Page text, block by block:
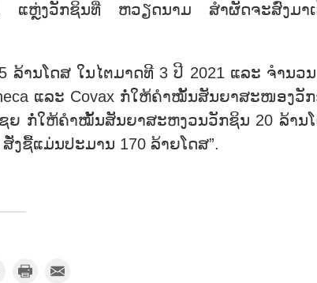
ຫຼ່ງວັກຊິນທີ່ ຫວຽດນາມ ສຳຜັດຈະສົ່ງມາ
ນໂດສ ໃນໄຕມາດທີ 3 ປີ 2021 ແລະ ຈຳນວ
ແລະ Covax ກໍ່ໃຫ້ຄຳໝັ້ນສັນຍາສະໜອງວັ
ຍ ກໍ່ໃຫ້ຄຳໝັ້ນສັນຍາສະຫງວນວັກຊິນ 20 ລ້ານ
ຊື້ແມ່ນປະມານ 170 ລ້າຍໂດສ”.